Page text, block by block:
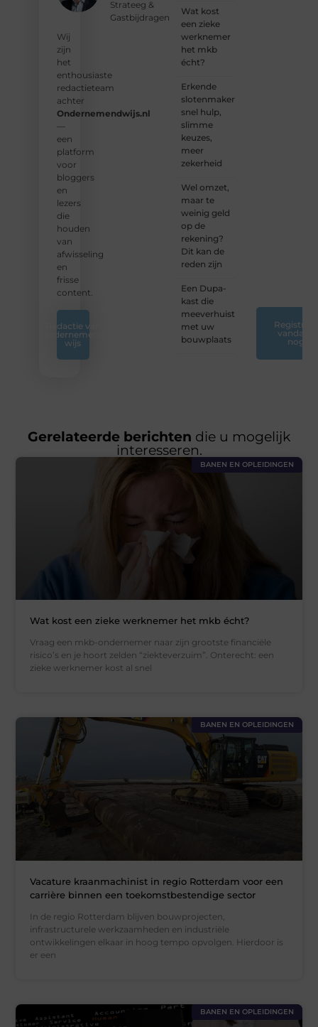
Strateeg &
Gastbijdragen
Wij
zijn
het
enthousiaste
redactieteam
achter
Ondernemendwijs.nl
—
een
platform
voor
bloggers
en
lezers
die
houden
van
afwisseling
en
frisse
content.
Redactie van
Ondernemend
wijs
Wat kost
een zieke
werknemer
het mkb
écht?
Erkende
slotenmakers:
snel hulp,
slimme
keuzes,
meer
zekerheid
Wel omzet,
maar te
weinig geld
op de
rekening?
Dit kan de
reden zijn
Een Dupa-
kast die
meeverhuist
met uw
bouwplaats
Registreer
vandaag
nog
Gerelateerde berichten die u mogelijk
interesseren.
BANEN EN OPLEIDINGEN
Wat kost een zieke werknemer het mkb écht?
Vraag een mkb-ondernemer naar zijn grootste financiële
risico’s en je hoort zelden “ziekteverzuim”. Onterecht: een
zieke werknemer kost al snel
BANEN EN OPLEIDINGEN
Vacature kraanmachinist in regio Rotterdam voor een
carrière binnen een toekomstbestendige sector
In de regio Rotterdam blijven bouwprojecten,
infrastructurele werkzaamheden en industriële
ontwikkelingen elkaar in hoog tempo opvolgen. Hierdoor is
er een
BANEN EN OPLEIDINGEN